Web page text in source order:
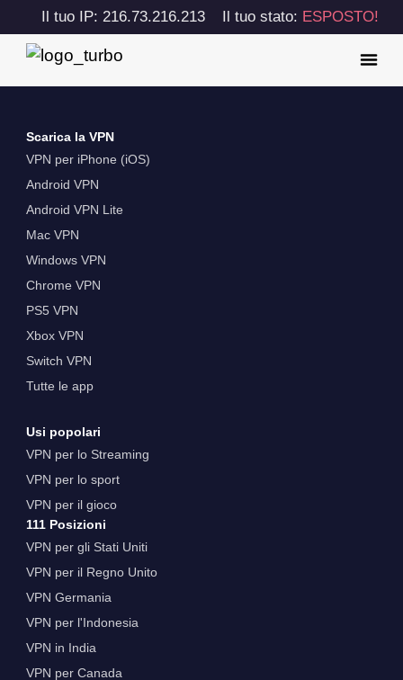
Il tuo IP: 216.73.216.213 Il tuo stato: ESPOSTO!
Scarica la VPN
VPN per iPhone (iOS)
Android VPN
Android VPN Lite
Mac VPN
Windows VPN
Chrome VPN
PS5 VPN
Xbox VPN
Switch VPN
Tutte le app
Usi popolari
VPN per lo Streaming
VPN per lo sport
VPN per il gioco
111 Posizioni
VPN per gli Stati Uniti
VPN per il Regno Unito
VPN Germania
VPN per l'Indonesia
VPN in India
VPN per Canada